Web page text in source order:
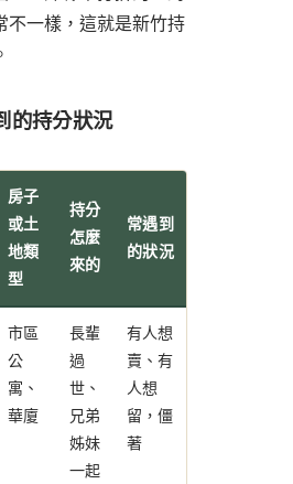
不一樣，這就是新竹持
的持分狀況
房子
或土
地類
型
持分
怎麼
來的
常遇到
的狀況
市區
公
寓、
華廈
長輩
過
世、
兄弟
姊妹
一起
有人想
賣、有
人想
留，僵
著